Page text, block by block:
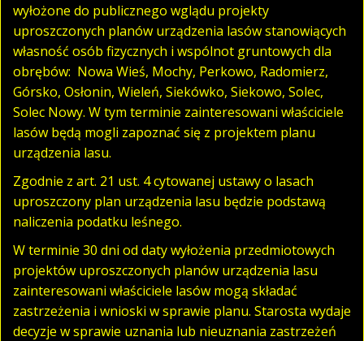
wyłożone do publicznego wglądu projekty
uproszczonych planów urządzenia lasów stanowiących
własność osób fizycznych i wspólnot gruntowych dla
obrębów: Nowa Wieś, Mochy, Perkowo, Radomierz,
Górsko, Osłonin, Wieleń, Siekówko, Siekowo, Solec,
Solec Nowy. W tym terminie zainteresowani właściciele
lasów będą mogli zapoznać się z projektem planu
urządzenia lasu.
Zgodnie z art. 21 ust. 4 cytowanej ustawy o lasach
uproszczony plan urządzenia lasu będzie podstawą
naliczenia podatku leśnego.
W terminie 30 dni od daty wyłożenia przedmiotowych
projektów uproszczonych planów urządzenia lasu
zainteresowani właściciele lasów mogą składać
zastrzeżenia i wnioski w sprawie planu. Starosta wydaje
decyzje w sprawie uznania lub nieuznania zastrzeżeń